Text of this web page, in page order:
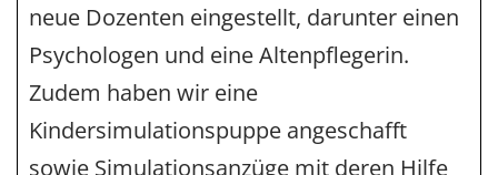
neue Dozenten eingestellt, darunter einen
Psychologen und eine Altenpflegerin.
Zudem haben wir eine
Kindersimulationspuppe angeschafft
sowie Simulationsanzüge mit deren Hilfe